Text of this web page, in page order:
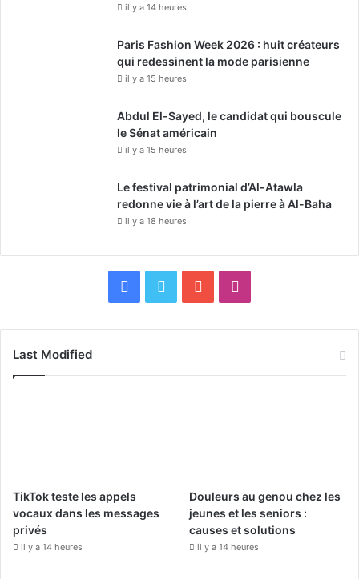
il y a 14 heures
Paris Fashion Week 2026 : huit créateurs
qui redessinent la mode parisienne
il y a 15 heures
Abdul El-Sayed, le candidat qui bouscule
le Sénat américain
il y a 15 heures
Le festival patrimonial d’Al-Atawla
redonne vie à l’art de la pierre à Al-Baha
il y a 18 heures
k
a
m
Last Modified
TikTok teste les appels
vocaux dans les messages
privés
il y a 14 heures
Douleurs au genou chez les
jeunes et les seniors :
causes et solutions
il y a 14 heures